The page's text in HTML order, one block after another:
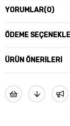
YORUMLAR(0)
ÖDEME
ÜRÜN ÖNERILERI